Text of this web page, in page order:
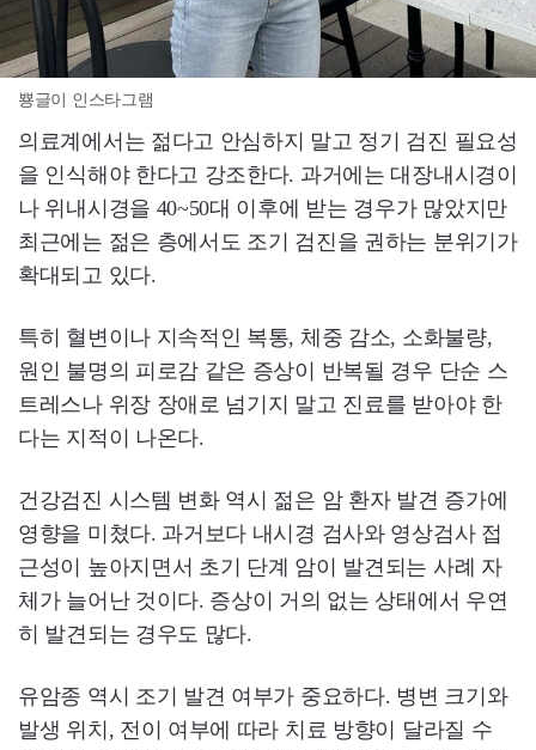
뿅글이 인스타그램
의료계에서는 젊다고 안심하지 말고 정기 검진 필요성
을 인식해야 한다고 강조한다. 과거에는 대장내시경이
나 위내시경을 40~50대 이후에 받는 경우가 많았지만
최근에는 젊은 층에서도 조기 검진을 권하는 분위기가
확대되고 있다.
특히 혈변이나 지속적인 복통, 체중 감소, 소화불량,
원인 불명의 피로감 같은 증상이 반복될 경우 단순 스
트레스나 위장 장애로 넘기지 말고 진료를 받아야 한
다는 지적이 나온다.
건강검진 시스템 변화 역시 젊은 암 환자 발견 증가에
영향을 미쳤다. 과거보다 내시경 검사와 영상검사 접
근성이 높아지면서 초기 단계 암이 발견되는 사례 자
체가 늘어난 것이다. 증상이 거의 없는 상태에서 우연
히 발견되는 경우도 많다.
유암종 역시 조기 발견 여부가 중요하다. 병변 크기와
발생 위치, 전이 여부에 따라 치료 방향이 달라질 수